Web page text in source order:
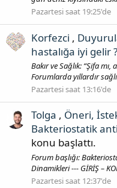
Pazartesi saat 19:25'de
Korfezci ,
hastalığa iyi gelir ?
Bakır ve Sağlık: “Şifa
Forumlarda yıllardır
Pazartesi saat 13:16'de
Tolga , Öneri,
Bakteriostatik
konu başlattı.
Forum başlığı:
Dinamikleri --- GİRİŞ –
Pazartesi saat 12:37'de